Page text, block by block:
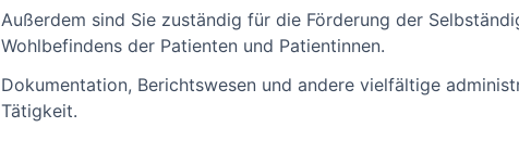
Außerdem sind Sie zuständig für die Förderung der
Wohlbefindens der Patienten und Patientinnen.
Dokumentation, Berichtswesen und andere vielfältige
Tätigkeit.